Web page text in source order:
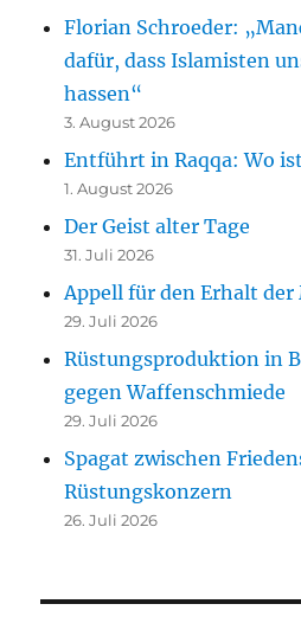
Florian Schroeder:
dafür, dass Islamisten
hassen“
3. August 2026
Entführt in Raqqa: Wo
1. August 2026
Der Geist alter Tage
31. Juli 2026
Appell für den Erhalt
29. Juli 2026
Rüstungsproduktion in
gegen Waffenschmiede
29. Juli 2026
Spagat zwischen
Rüstungskonzern
26. Juli 2026